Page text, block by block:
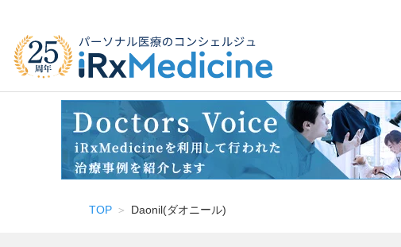
TOP Daonil(ダオニール)